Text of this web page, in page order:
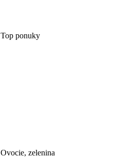
Top ponuky
Ovocie, zelenina